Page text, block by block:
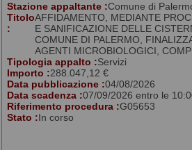
Stazione appaltante :Comune di
Titolo
:
AFFIDAMENTO, MEDIANTE
E SANIFICAZIONE DELLE
COMUNE DI PALERMO,
AGENTI MICROBIOLOGICI,
Tipologia appalto :Servizi
Importo :288.047,12 €
Data pubblicazione :04/08/2026
Data scadenza :07/09/2026 entro le
Riferimento procedura :G05653
Stato : In corso